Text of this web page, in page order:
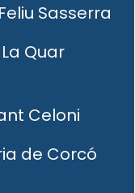
Sasserra
La Quar
Celoni
de Corcó